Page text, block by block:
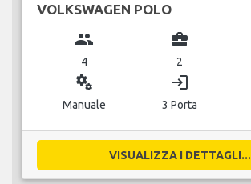
VOLKSWAGEN POLO
group
4
business_center
2
miscellaneous_services
Manuale
login
3 Porta
VISUALIZZA I DETTAGLI...